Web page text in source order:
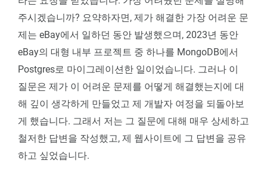
주시겠습니까? 요약하자면, 제가 해결한 가장 어려운 문
제는 eBay에서 일하던 동안 발생했으며, 2023년 동안
eBay의 대형 내부 프로젝트 중 하나를 MongoDB에서
Postgres로 마이그레이션한 일이었습니다. 그러나 이
질문은 제가 이 어려운 문제를 어떻게 해결했는지에 대
해 깊이 생각하게 만들었고 제 개발자 여정을 되돌아보
게 했습니다. 그래서 저는 그 질문에 대해 매우 상세하고
철저한 답변을 작성했고, 제 웹사이트에 그 답변을 공유
하고 싶었습니다.